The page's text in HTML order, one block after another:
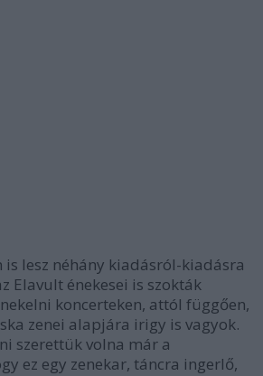
is lesz néhány kiadásról-kiadásra
Elavult énekesei is szokták
koncerteken, attól függően,
zenei alapjára irigy is vagyok.
szerettük volna már a
ez egy zenekar, táncra ingerlő,